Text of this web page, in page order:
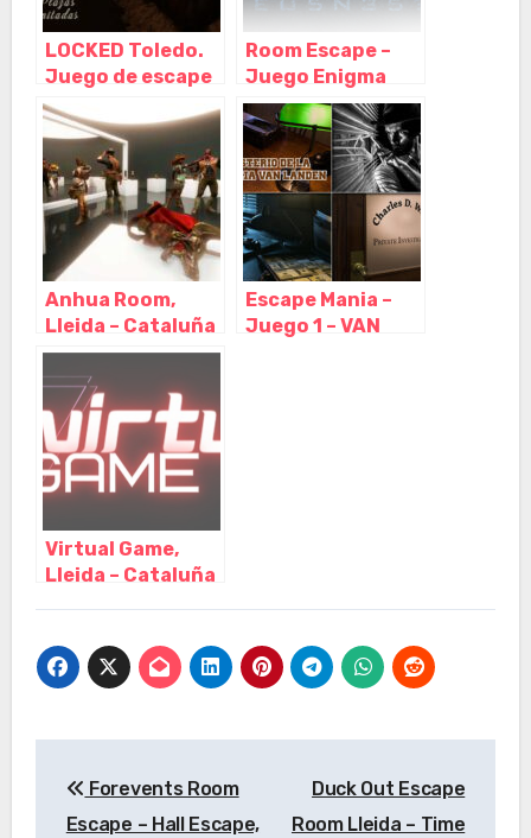
LOCKED Toledo.
Juego de escape
room, Toledo –
Castilla La
Mancha
Room Escape –
Juego Enigma
Madrid, Madrid –
Madrid
Anhua Room,
Lleida – Cataluña
Escape Mania –
Juego 1 – VAN
Virtual Game,
Lleida – Cataluña
de
Forevents Room
Escape – Hall Escape,
Duck Out Escape
Room Lleida – Time